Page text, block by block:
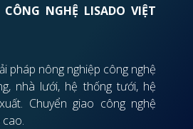
NGHỆ LISADO VIỆT
pháp nông nghiệp công nghệ
nhà lưới, hệ thống tưới, hệ
Chuyển giao công nghệ